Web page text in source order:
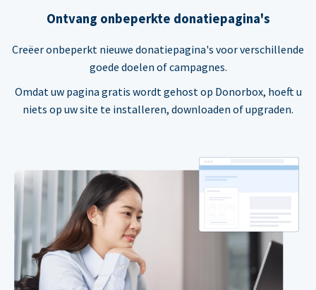
Ontvang onbeperkte donatiepagina's
Creëer onbeperkt nieuwe donatiepagina's voor verschillende
goede doelen of campagnes.
Omdat uw pagina gratis wordt gehost op Donorbox, hoeft u
niets op uw site te installeren, downloaden of upgraden.